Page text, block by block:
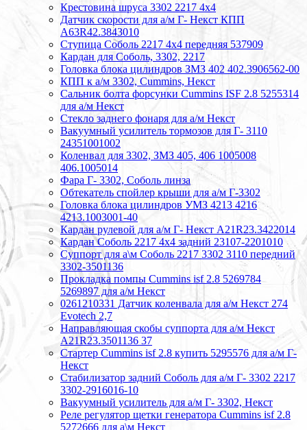
Крестовина шруса 3302 2217 4х4
Датчик скорости для а/м Г- Некст КПП
А63R42.3843010
Ступица Соболь 2217 4х4 передняя 537909
Кардан для Соболь, 3302, 2217
Головка блока цилиндров ЗМЗ 402 402.3906562-00
КПП к а/м 3302, Cummins, Некст
Сальник болта форсунки Cummins ISF 2.8 5255314
для а/м Некст
Стекло заднего фонаря для а/м Некст
Вакуумный усилитель тормозов для Г- 3110
24351001002
Коленвал для 3302, ЗМЗ 405, 406 1005008
406.1005014
Фара Г- 3302, Соболь линза
Обтекатель спойлер крыши для а/м Г-3302
Головка блока цилиндров УМЗ 4213 4216
4213.1003001-40
Кардан рулевой для а/м Г- Некст А21R23.3422014
Кардан Соболь 2217 4х4 задний 23107-2201010
Суппорт для а\м Соболь 2217 3302 3110 передний
3302-3501136
Прокладка помпы Cummins isf 2.8 5269784
5269897 для а/м Некст
0261210331 Датчик коленвала для а/м Некст 274
Evotech 2,7
Направляющая скобы суппорта для а/м Некст
A21R23.3501136 37
Стартер Cummins isf 2.8 купить 5295576 для а/м Г-
Некст
Стабилизатор задний Соболь для а/м Г- 3302 2217
3302-2916016-10
Вакуумный усилитель для а/м Г- 3302, Некст
Реле регулятор щетки генератора Cummins isf 2.8
5272666 для а\м Некст